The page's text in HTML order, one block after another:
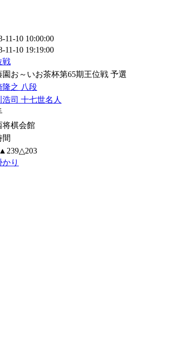
11-10 10:00:00
11-10 19:19:00
戦
園お～いお茶杯第65期王位戦 予選
隆之 八段
浩司 十七世名人
将棋会館
間
り